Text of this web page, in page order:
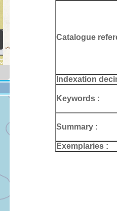
Catalogue
Indexation
Keywords :
Summary :
Exemplaries :